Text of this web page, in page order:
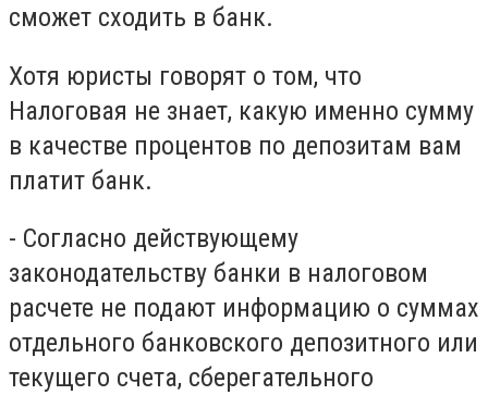
сможет сходить в банк.
Хотя юристы говорят о том, что
Налоговая не знает, какую именно сумму
в качестве процентов по депозитам вам
платит банк.
- Согласно действующему
законодательству банки в налоговом
расчете не подают информацию о суммах
отдельного банковского депозитного или
текущего счета, сберегательного